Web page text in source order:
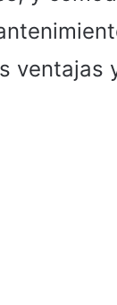
ventajas